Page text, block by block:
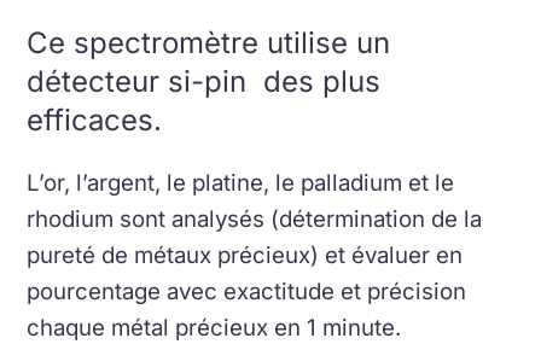
Ce spectromètre utilise un
détecteur si-pin des plus
efficaces.
L’or, l’argent, le platine, le palladium et le
rhodium sont analysés (détermination de la
pureté de métaux précieux) et évaluer en
pourcentage avec exactitude et précision
chaque métal précieux en 1 minute.